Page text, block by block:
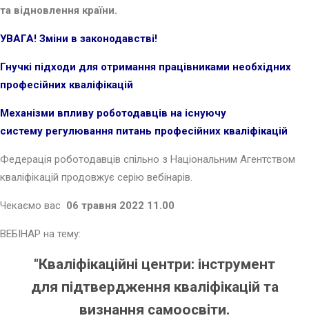
та відновлення країни.
УВАГА! Зміни в законодавстві!
Гнучкі підходи для отримання працівниками необхідних
професійних кваліфікацій
Механізми впливу роботодавців на існуючу
систему регулювання питань професійних кваліфікацій
Федерація роботодавців спільно з Національним Агентством
кваліфікацій продовжує серію вебінарів.
Чекаємо вас 06 травня 2022 11.00
ВЕБІНАР на тему:
"Кваліфікаційні центри: інструмент
для підтвердження кваліфікацій та
визнання самоосвіти.